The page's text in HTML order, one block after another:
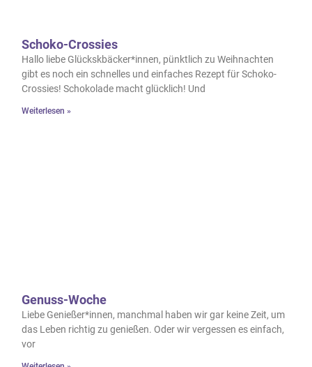
Schoko-Crossies
Hallo liebe Glückskbäcker*innen, pünktlich zu Weihnachten
gibt es noch ein schnelles und einfaches Rezept für Schoko-
Crossies! Schokolade macht glücklich! Und
Weiterlesen »
Genuss-Woche
Liebe Genießer*innen, manchmal haben wir gar keine Zeit, um
das Leben richtig zu genießen. Oder wir vergessen es einfach,
vor